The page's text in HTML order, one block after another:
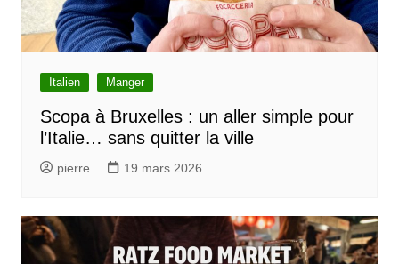
Italien Manger
Scopa à Bruxelles : un aller simple pour
l’Italie… sans quitter la ville
pierre 19 mars 2026